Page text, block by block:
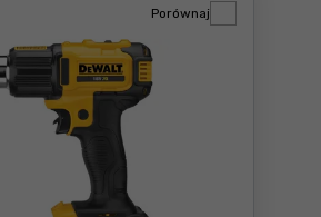
Porównaj